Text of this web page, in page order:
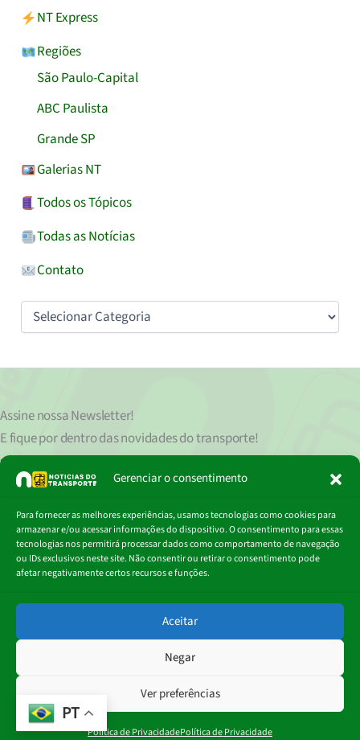
Gerenciar o consentimento
Para fornecer as melhores experiências, usamos tecnologias como cookies para
armazenar e/ou acessar informações do dispositivo. O consentimento para essas
tecnologias nos permitirá processar dados como comportamento de navegação
ou IDs exclusivos neste site. Não consentir ou retirar o consentimento pode
afetar negativamente certos recursos e funções.
Aceitar
Negar
Ver preferências
Política de PrivacidadePolítica de Privacidade
NT Express
Regiões
São Paulo-Capital
ABC Paulista
Grande SP
Galerias NT
Todos os Tópicos
Todas as Notícias
Contato
Assine nossaNewsletter!
E fique por dentro das novidades do transporte!
Seu endereço de e-mail
clicando aqui.
Digite
mail…
Assinar
© 2018 - 2026
Portal Notícias do Transporte
PT